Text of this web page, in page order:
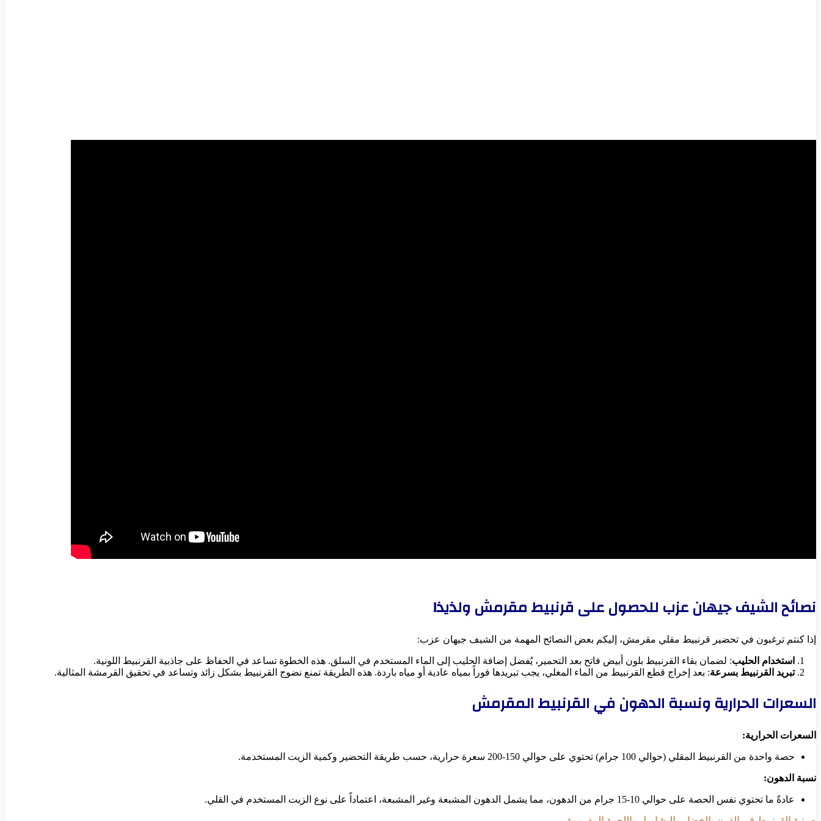
نصائح الشيف جيهان عزب للحصول على قرنبيط مقرمش ولذيذ!
إذا كنتم ترغبون في تحضير قرنبيط مقلي مقرمش، إليكم بعض النصائح المهمة من الشيف جيهان عزب:
استخدام الحليب: لضمان بقاء القرنبيط بلون أبيض فاتح بعد التحمير، يُفضل إضافة الحليب إلى الماء المستخدم في السلق. هذه الخطوة تساعد في الحفاظ على جاذبية القرنبيط اللونية.
تبريد القرنبيط بسرعة: بعد إخراج قطع القرنبيط من الماء المغلي، يجب تبريدها فوراً بمياه عادية أو مياه باردة. هذه الطريقة تمنع نضوج القرنبيط بشكل زائد وتساعد في تحقيق القرمشة المثالية.
السعرات الحرارية ونسبة الدهون في القرنبيط المقرمش
السعرات الحرارية:
حصة واحدة من القرنبيط المقلي (حوالي 100 جرام) تحتوي على حوالي 150-200 سعرة حرارية، حسب طريقة التحضير وكمية الزيت المستخدمة.
نسبة الدهون:
عادةً ما تحتوي نفس الحصة على حوالي 10-15 جرام من الدهون، مما يشمل الدهون المشبعة وغير المشبعة، اعتماداً على نوع الزيت المستخدم في القلي.